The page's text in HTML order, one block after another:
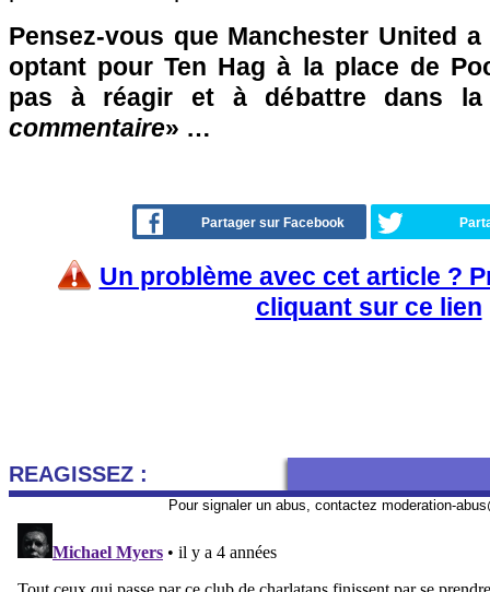
Pensez-vous que Manchester United
optant pour Ten Hag à la place de
pas à réagir et à débattre dans
commentaire» …
Partager sur Facebook
Un problème avec cet article ?
cliquant sur ce lien
REAGISSEZ :
Pour signaler un abus, contactez moderation-